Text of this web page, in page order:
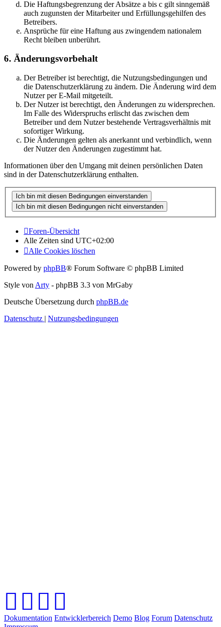
Die Haftungsbegrenzung der Absätze a bis c gilt sinngemäß
auch zugunsten der Mitarbeiter und Erfüllungsgehilfen des
Betreibers.
Ansprüche für eine Haftung aus zwingendem nationalem
Recht bleiben unberührt.
6. Änderungsvorbehalt
Der Betreiber ist berechtigt, die Nutzungsbedingungen und
die Datenschutzerklärung zu ändern. Die Änderung wird dem
Nutzer per E-Mail mitgeteilt.
Der Nutzer ist berechtigt, den Änderungen zu widersprechen.
Im Falle des Widerspruchs erlischt das zwischen dem
Betreiber und dem Nutzer bestehende Vertragsverhältnis mit
sofortiger Wirkung.
Die Änderungen gelten als anerkannt und verbindlich, wenn
der Nutzer den Änderungen zugestimmt hat.
Informationen über den Umgang mit deinen persönlichen Daten
sind in der Datenschutzerklärung enthalten.
Foren-Übersicht
Alle Zeiten sind UTC+02:00
Alle Cookies löschen
Powered by phpBB® Forum Software © phpBB Limited
Style von Arty - phpBB 3.3 von MrGaby
Deutsche Übersetzung durch phpBB.de
Datenschutz | Nutzungsbedingungen
Dokumentation Entwicklerbereich Demo Blog Forum Datenschutz